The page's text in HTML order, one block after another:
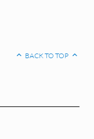
BACK TO TOP